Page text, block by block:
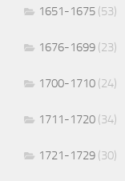
1651-1675 (53)
1676-1699 (23)
1700-1710 (24)
1711-1720 (34)
1721-1729 (30)